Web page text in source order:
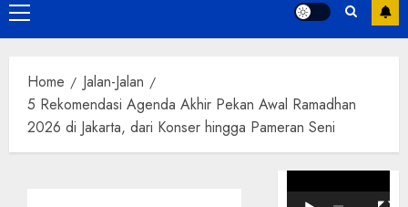
Primary
Menu
Home
Jalan-Jalan
5 Rekomendasi Agenda Akhir Pekan Awal Ramadhan
2026 di Jakarta, dari Konser hingga Pameran Seni